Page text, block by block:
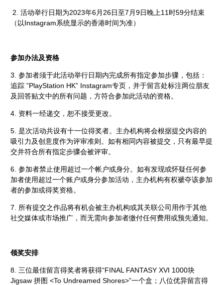
2. 活动举行日期为2023年6月26日至7月9日晚上11时59分结束
（以Instagram系统显示的香港时间为准）
参加办法及资格
3. 参加者须于此活动举行日期内完成所有指定参加步骤，包括：
追踪 ”PlayStation HK” Instagram专页，并于留言处标注两位朋友
及回答贴文中的所有问题，方符合参加此活动的资格。
4. 资料一经递交，恕不接受更改。
5. 是次活动共设有十一位得奖者。主办机构将会根据提交内容的
吸引力及创意度作为评审准则。如有相同内容被提交，只有最早提
交并符合所有指定步骤会被评审。
6. 参加者禁止使用超过一个帐户或身分。如有发现或怀疑任何参
加者使用超过一个账户或身分参加活动，主办机构有权褫夺该参加
者的参加或得奖资格。
7. 所有提交之作品将有机会被主办机构或其关联公司用作于其他
社交媒体或市场推广，而无需向参加者缴付任何费用或预先通知。
领奖安排
8. 三位最佳留言得奖者将获得“FINAL FANTASY XVI 1000块
Jigsaw 拼图 <To Undreamed Shores>”一个盒；八位优异留言得